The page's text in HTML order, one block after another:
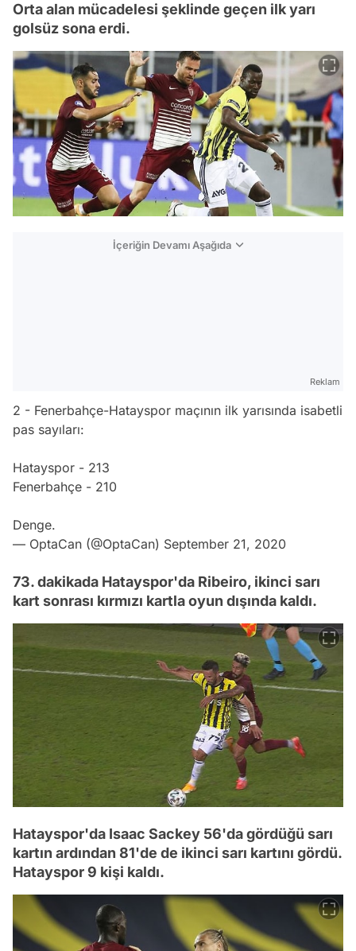
Orta alan mücadelesi şeklinde geçen ilk yarı
golsüz sona erdi.
İçeriğin Devamı Aşağıda
Reklam
2 - Fenerbahçe-Hatayspor maçının ilk yarısında isabetli
pas sayıları:
Hatayspor - 213
Fenerbahçe - 210
Denge.
— OptaCan (@OptaCan) September 21, 2020
73. dakikada Hatayspor'da Ribeiro, ikinci sarı
kart sonrası kırmızı kartla oyun dışında kaldı.
Hatayspor'da Isaac Sackey 56'da gördüğü sarı
kartın ardından 81'de de ikinci sarı kartını gördü.
Hatayspor 9 kişi kaldı.